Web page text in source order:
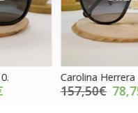
Carolina Herrera 642.
78,75€